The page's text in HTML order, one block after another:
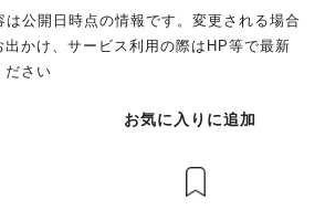
公開日時点の情報です。変更される場合
かけ、サービス利用の際はHP等で最新
ださい
お気に入りに追加